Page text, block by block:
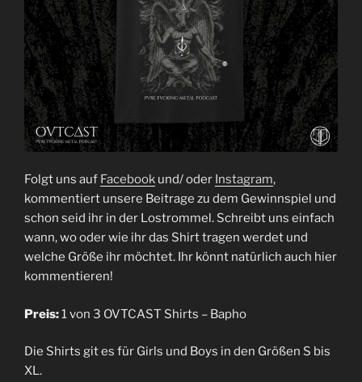
Folgt uns auf Facebook und/ oder Instagram,
kommentiert unsere Beitrage zu dem Gewinnspiel und
schon seid ihr in der Lostrommel. Schreibt uns einfach
wann, wo oder wie ihr das Shirt tragen werdet und
welche Größe ihr möchtet. Ihr könnt natürlich auch hier
kommentieren!
Preis:1 von 3 OVTCAST Shirts – Bapho
Die Shirts git es für Girls und Boys in den Größen S bis
XL.